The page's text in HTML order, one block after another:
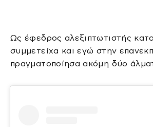
Ως έφεδρος αλεξιπτωτιστής
συμμετείχα και εγώ στην
πραγματοποίησα ακόμη δύο